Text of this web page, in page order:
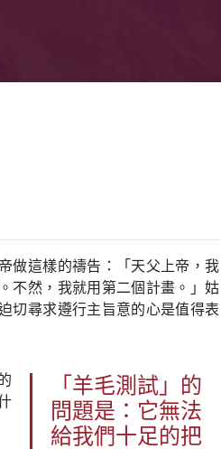
做這樣的禱告：「天父上帝，我
不然，我就用第二個計畫。」姑
切尋求遵行主旨意的心是值得表
「羊毛測試」的
問題是：它無法
給我們十足的把